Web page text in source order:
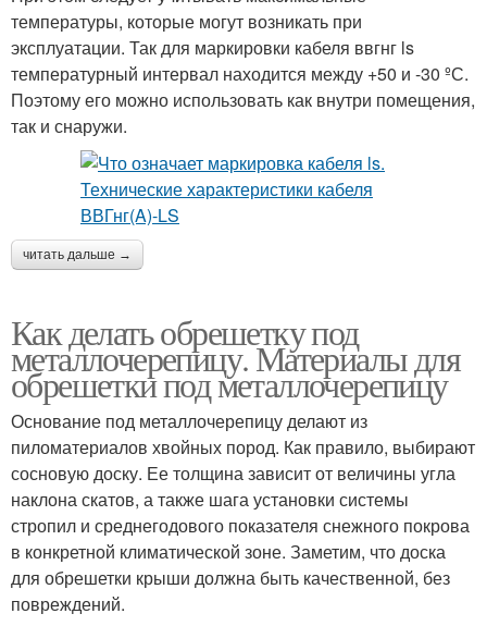
температуры, которые могут возникать при
эксплуатации. Так для маркировки кабеля ввгнг ls
температурный интервал находится между +50 и -30 ºС.
Поэтому его можно использовать как внутри помещения,
так и снаружи.
читать дальше →
Как делать обрешетку под
металлочерепицу. Материалы для
обрешетки под металлочерепицу
Основание под металлочерепицу делают из
пиломатериалов хвойных пород. Как правило, выбирают
сосновую доску. Ее толщина зависит от величины угла
наклона скатов, а также шага установки системы
стропил и среднегодового показателя снежного покрова
в конкретной климатической зоне. Заметим, что доска
для обрешетки крыши должна быть качественной, без
повреждений.